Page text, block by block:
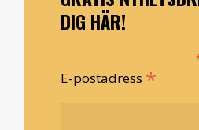
DIG HÄR!
E-postadress *